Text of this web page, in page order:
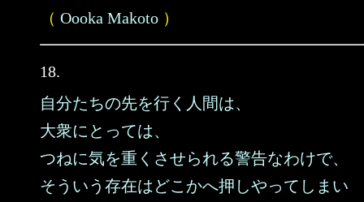
（ Oooka Makoto ）
18.
自分たちの先を行く人間は、
大衆にとっては、
つねに気を重くさせられる警告なわけで、
そういう存在はどこかへ押しやってしまい